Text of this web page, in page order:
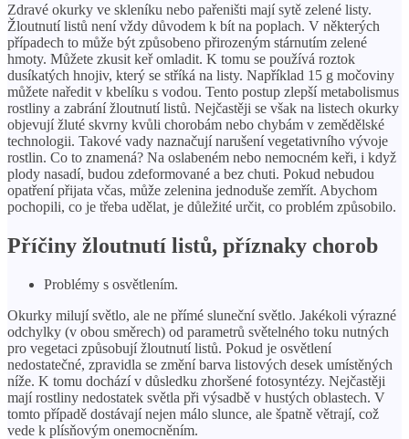
Zdravé okurky ve skleníku nebo pařeništi mají sytě zelené listy.
Žloutnutí listů není vždy důvodem k bít na poplach. V některých
případech to může být způsobeno přirozeným stárnutím zelené
hmoty. Můžete zkusit keř omladit. K tomu se používá roztok
dusíkatých hnojiv, který se stříká na listy. Například 15 g močoviny
můžete naředit v kbelíku s vodou. Tento postup zlepší metabolismus
rostliny a zabrání žloutnutí listů. Nejčastěji se však na listech okurky
objevují žluté skvrny kvůli chorobám nebo chybám v zemědělské
technologii. Takové vady naznačují narušení vegetativního vývoje
rostlin. Co to znamená? Na oslabeném nebo nemocném keři, i když
plody nasadí, budou zdeformované a bez chuti. Pokud nebudou
opatření přijata včas, může zelenina jednoduše zemřít. Abychom
pochopili, co je třeba udělat, je důležité určit, co problém způsobilo.
Příčiny žloutnutí listů, příznaky chorob
Problémy s osvětlením.
Okurky milují světlo, ale ne přímé sluneční světlo. Jakékoli výrazné
odchylky (v obou směrech) od parametrů světelného toku nutných
pro vegetaci způsobují žloutnutí listů. Pokud je osvětlení
nedostatečné, zpravidla se změní barva listových desek umístěných
níže. K tomu dochází v důsledku zhoršené fotosyntézy. Nejčastěji
mají rostliny nedostatek světla při výsadbě v hustých oblastech. V
tomto případě dostávají nejen málo slunce, ale špatně větrají, což
vede k plísňovým onemocněním.